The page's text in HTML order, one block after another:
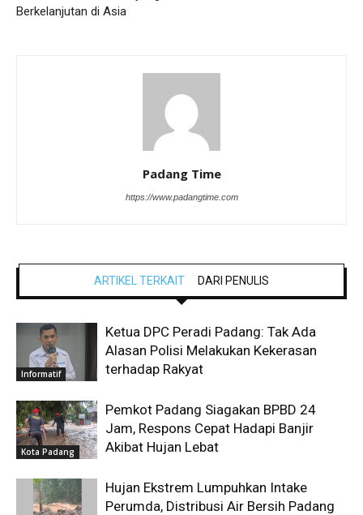
Berkelanjutan di Asia
Padang Time
https://www.padangtime.com
ARTIKEL TERKAIT DARI PENULIS
Informatif
Ketua DPC Peradi Padang: Tak Ada
Alasan Polisi Melakukan Kekerasan
terhadap Rakyat
Kota Padang
Pemkot Padang Siagakan BPBD 24
Jam, Respons Cepat Hadapi Banjir
Akibat Hujan Lebat
Hujan Ekstrem Lumpuhkan Intake
Perumda, Distribusi Air Bersih Padang